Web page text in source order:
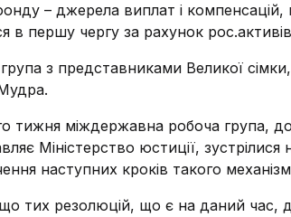
– джерела виплат і
в першу чергу за рахунок
з представниками Великої
тижня міждержавна робоча група,
Міністерство юстиції,
наступних кроків такого
тих резолюцій, що є на даний час,